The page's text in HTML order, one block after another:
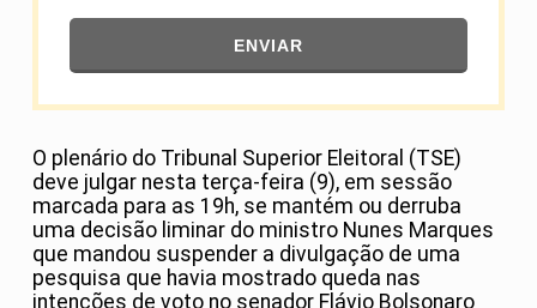
ENVIAR
O plenário do Tribunal Superior Eleitoral (TSE)
deve julgar nesta terça-feira (9), em sessão
marcada para as 19h, se mantém ou derruba
uma decisão liminar do ministro Nunes Marques
que mandou suspender a divulgação de uma
pesquisa que havia mostrado queda nas
intenções de voto no senador Flávio Bolsonaro